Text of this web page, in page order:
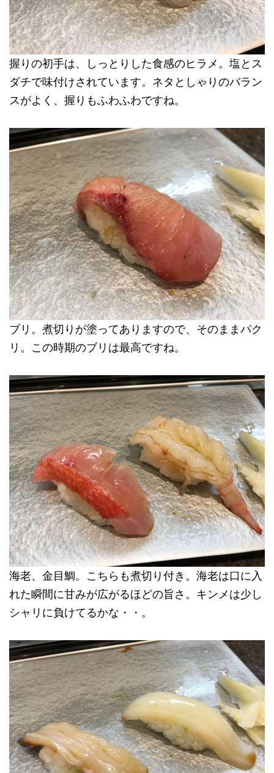
握りの初手は、しっとりした食感のヒラメ。塩とス
ダチで味付けされています。ネタとしゃりのバラン
スがよく、握りもふわふわですね。
ブリ。煮切りが塗ってありますので、そのままパク
リ。この時期のブリは最高ですね。
海老、金目鯛。こちらも煮切り付き。海老は口に入
れた瞬間に甘みが広がるほどの旨さ。キンメは少し
シャリに負けてるかな・・。